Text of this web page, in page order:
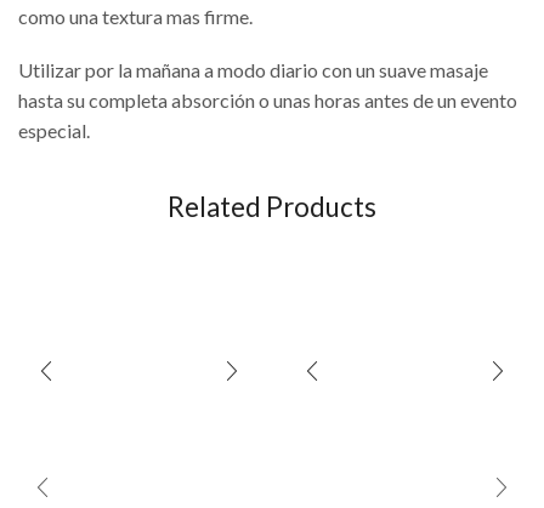
como una textura mas firme.
Utilizar por la mañana a modo diario con un suave masaje
hasta su completa absorción o unas horas antes de un evento
especial.
Related Products